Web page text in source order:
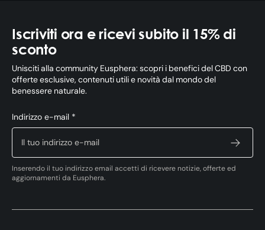
Iscriviti ora e ricevi subito il 15% di
sconto
Unisciti alla community Eusphera: scopri i benefici del CBD con
offerte esclusive, contenuti utili e novità dal mondo del
benessere naturale.
Indirizzo e-mail *
Inserendo il tuo indirizzo email accetti di ricevere notizie, offerte ed
aggiornamenti da Eusphera.